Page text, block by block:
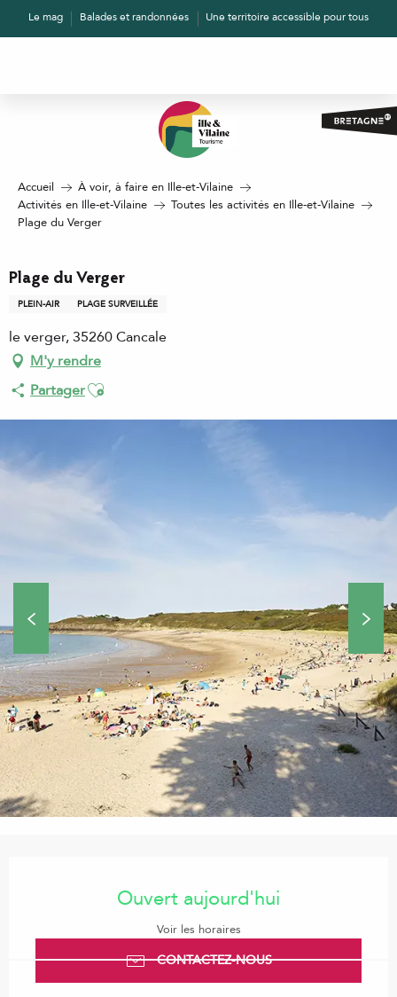
AllerLe mag Balades et randonnées Une territoire accessible pour tous
Accueil
À voir, à faire en Ille-et-Vilaine
Activités en Ille-et-Vilaine
Toutes les activités en Ille-et-Vilaine
Plage du Verger
Plage du Verger
PLEIN-AIR PLAGE SURVEILLÉE
le verger, 35260 Cancale
M'y rendre
PartagerAjouter aux favoris
Ouvert aujourd'hui
Voir les horaires
CONTACTEZ-NOUS